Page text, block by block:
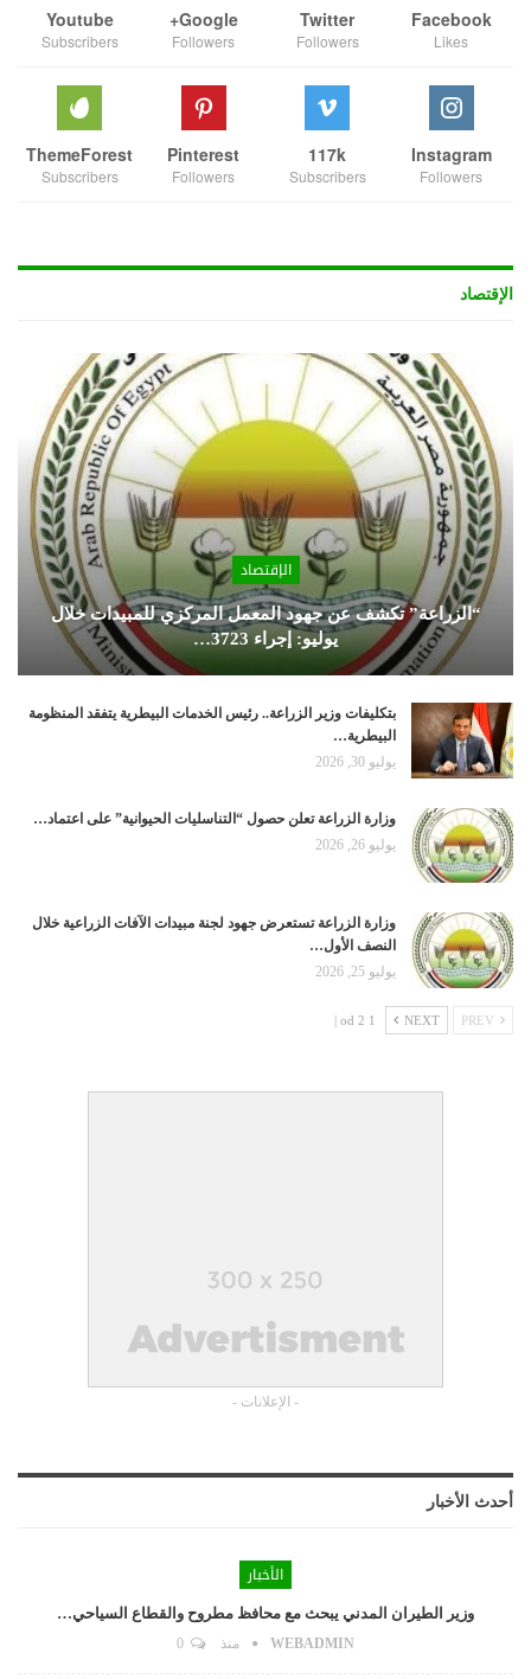
Facebook
Likes
Twitter
Followers
Google+
Followers
Youtube
Subscribers
Instagram
Followers
117k
Subscribers
Pinterest
Followers
ThemeForest
Subscribers
الإقتصاد
الإقتصاد
“الزراعة” تكشف عن جهود المعمل المركزي للمبيدات خلال
يوليو: إجراء 3723…
بتكليفات وزير الزراعة.. رئيس الخدمات البيطرية يتفقد المنظومة
البيطرية…
يوليو 30, 2026
وزارة الزراعة تعلن حصول “التناسليات الحيوانية” على اعتماد…
يوليو 26, 2026
وزارة الزراعة تستعرض جهود لجنة مبيدات الآفات الزراعية خلال
النصف الأول…
يوليو 25, 2026
NEXT
1 od 2 |
- الإعلانات -
أحدث الأخبار
الأخبار
وزير الطيران المدني يبحث مع محافظ مطروح والقطاع السياحي…
WEBADMIN منذ